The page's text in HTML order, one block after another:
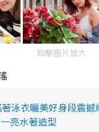
點擊圖片放大
泳衣曬美好身段震
亮水著造型